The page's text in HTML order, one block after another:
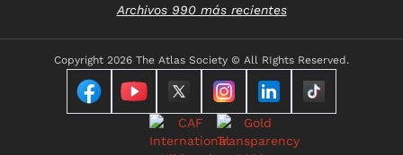
Archivos 990 más recientes
Copyright 2026 The Atlas Society © All RIghts Reserved.